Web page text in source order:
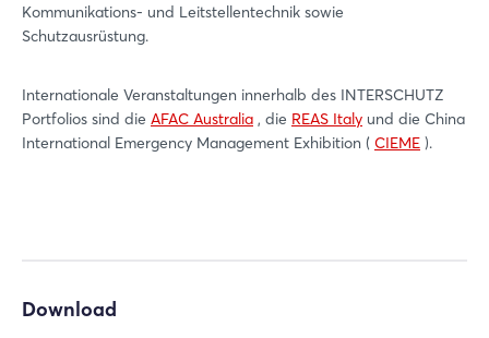
Kommunikations- und Leitstellentechnik sowie
Schutzausrüstung.
Internationale Veranstaltungen innerhalb des INTERSCHUTZ
Portfolios sind die AFAC Australia , die REAS Italy und die China
International Emergency Management Exhibition ( CIEME ).
Download